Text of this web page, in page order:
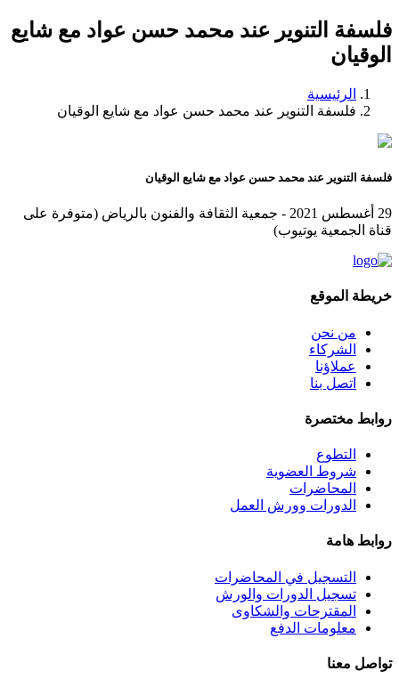
فلسفة التنوير عند محمد حسن عواد مع شايع
الوقيان
الرئيسية
فلسفة التنوير عند محمد حسن عواد مع شايع الوقيان
فلسفة التنوير عند محمد حسن عواد مع شايع الوقيان
29 أغسطس 2021 - جمعية الثقافة والفنون بالرياض (متوفرة على
قناة الجمعية يوتيوب)
خريطة الموقع
من نحن
الشركاء
عملاؤنا
اتصل بنا
روابط مختصرة
التطوع
شروط العضوية
المحاضرات
الدورات وورش العمل
روابط هامة
التسجيل في المحاضرات
تسجيل الدورات والورش
المقترحات والشكاوى
معلومات الدفع
تواصل معنا